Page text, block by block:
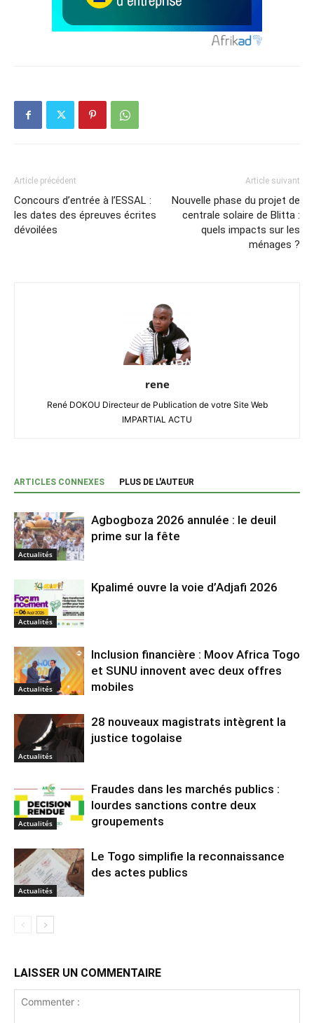
Article précédent
Concours d’entrée à l’ESSAL :
les dates des épreuves écrites
dévoilées
Article suivant
Nouvelle phase du projet de
centrale solaire de Blitta :
quels impacts sur les
ménages ?
rene
René DOKOU Directeur de Publication de votre Site Web
IMPARTIAL ACTU
ARTICLES CONNEXES PLUS DE L'AUTEUR
Actualités
Agbogboza 2026 annulée : le deuil
prime sur la fête
Actualités
Kpalimé ouvre la voie d’Adjafi 2026
Actualités
Inclusion financière : Moov Africa Togo
et SUNU innovent avec deux offres
mobiles
Actualités
28 nouveaux magistrats intègrent la
justice togolaise
Actualités
Fraudes dans les marchés publics :
lourdes sanctions contre deux
groupements
Actualités
Le Togo simplifie la reconnaissance
des actes publics
LAISSER UN COMMENTAIRE